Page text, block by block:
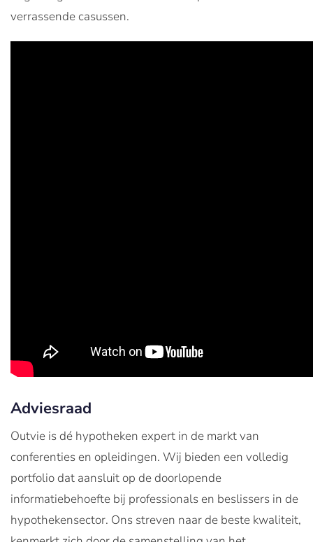
verrassende casussen.
Adviesraad
Outvie is dé hypotheken expert in de markt van
conferenties en opleidingen. Wij bieden een volledig
portfolio dat aansluit op de doorlopende
informatiebehoefte bij professionals en beslissers in de
hypothekensector. Ons streven naar de beste kwaliteit,